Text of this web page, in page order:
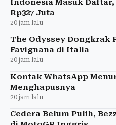
Indonesia Masuk
Rp327 Juta
20 jam lalu
The Odyssey Dongkrak
Favignana di Italia
20 jam lalu
Kontak WhatsApp
Menghapusnya
20 jam lalu
Cedera Belum Pulih,